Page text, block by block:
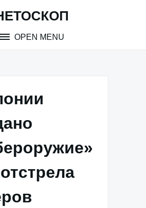
OPEN MENU